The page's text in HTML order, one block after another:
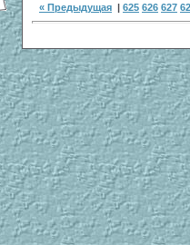
« Предыдущая | 625 626 627